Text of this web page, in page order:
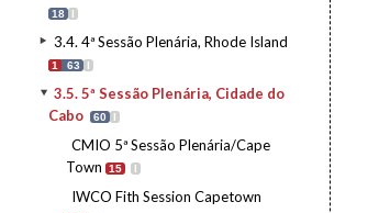
18 I
3.4. 4ª Sessão Plenária, Rhode Island
1 63 I
3.5. 5ª Sessão Plenária, Cidade do
Cabo
60 I
CMIO 5ª Sessão Plenária/Cape
Town
15 I
IWCO Fith Session Capetown